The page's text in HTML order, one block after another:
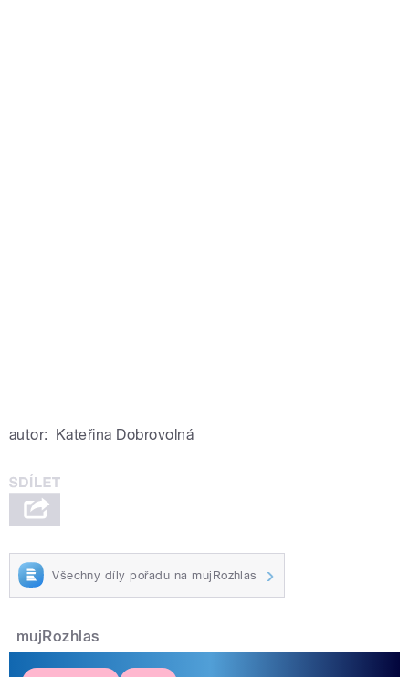
autor: Kateřina Dobrovolná
Všechny díly pořadu na mujRozhlas
mujRozhlas